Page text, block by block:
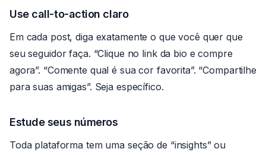
Use call-to-action claro
Em cada post, diga exatamente o que você quer que
seu seguidor faça. “Clique no link da bio e compre
agora”. “Comente qual é sua cor favorita”. “Compartilhe
para suas amigas”. Seja específico.
Estude seus números
Toda plataforma tem uma seção de “insights” ou